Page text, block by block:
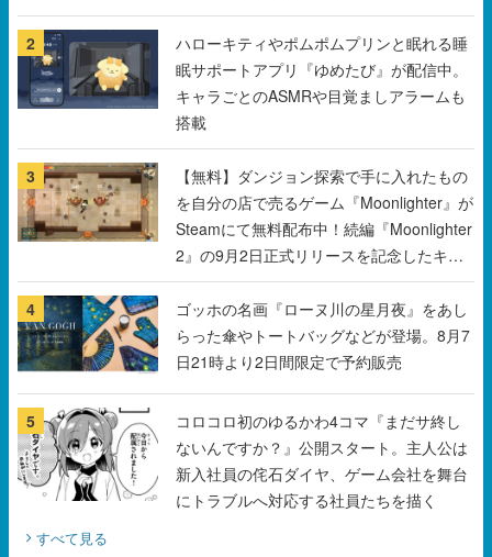
キャラごとのASMRや目覚ましアラームも
搭載
3
【無料】ダンジョン探索で手に入れたもの
を自分の店で売るゲーム『Moonlighter』が
Steamにて無料配布中！続編『Moonlighter
2』の9月2日正式リリースを記念したキャ
ンペーン
4
ゴッホの名画『ローヌ川の星月夜』をあし
らった傘やトートバッグなどが登場。8月7
日21時より2日間限定で予約販売
5
コロコロ初のゆるかわ4コマ『まだサ終し
ないんですか？』公開スタート。主人公は
新入社員の侘石ダイヤ、ゲーム会社を舞台
にトラブルへ対応する社員たちを描く
すべて見る